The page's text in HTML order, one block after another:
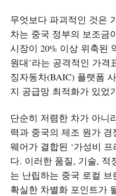
무엇보다 파괴적인 것은
차는 중국 정부의 보조금
시장이 20% 이상 위축된
원대’라는 공격적인 가격
징자동차(BAIC) 플랫폼
지 공급망 최적화가 있었
단순히 저렴한 차가 아니
력과 중국의 제조 원가
웨어가 결합된 ‘가성비
다. 이러한 품질, 기술, 적
는 난립하는 중국 로컬
확실한 차별화 포인트가